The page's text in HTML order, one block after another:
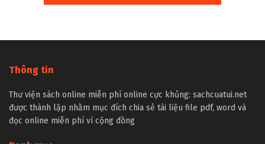
Thông tin
Thư viện sách online miễn phí online cực khủng: sachcuatui.net
được thành lập nhằm mục đích chia sẻ tài liệu file pdf, word và
đọc online miễn phí vì cộng đồng